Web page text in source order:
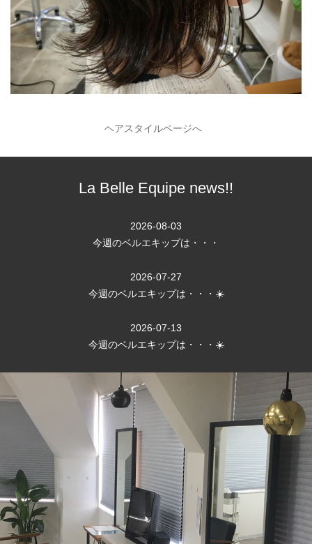
ヘアスタイルページへ
La Belle Equipe news!!
2026-08-03
今週のベルエキップは・・・
2026-07-27
今週のベルエキップは・・・☀️
2026-07-13
今週のベルエキップは・・・☀️